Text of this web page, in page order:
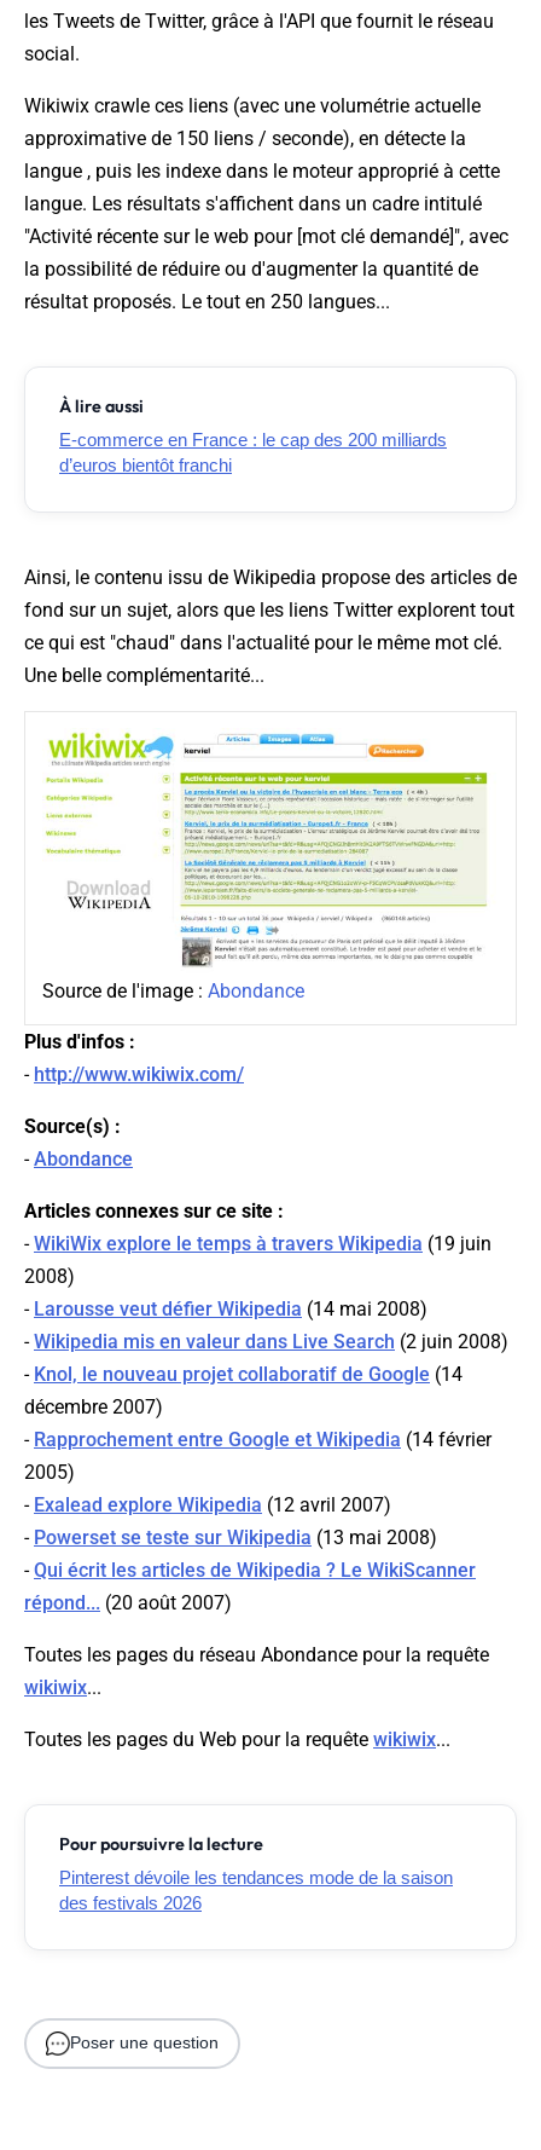
les Tweets de Twitter, grâce à l'API que fournit le réseau
social.
Wikiwix crawle ces liens (avec une volumétrie actuelle
approximative de 150 liens / seconde), en détecte la
langue , puis les indexe dans le moteur approprié à cette
langue. Les résultats s'affichent dans un cadre intitulé
"Activité récente sur le web pour [mot clé demandé]", avec
la possibilité de réduire ou d'augmenter la quantité de
résultat proposés. Le tout en 250 langues...
À lire aussi
E-commerce en France : le cap des 200 milliards
d’euros bientôt franchi
Ainsi, le contenu issu de Wikipedia propose des articles de
fond sur un sujet, alors que les liens Twitter explorent tout
ce qui est "chaud" dans l'actualité pour le même mot clé.
Une belle complémentarité...
Source de l'image : Abondance
Plus d'infos :
- http://www.wikiwix.com/
Source(s) :
-Abondance
Articles connexes sur ce site :
-WikiWix explore le temps à travers Wikipedia (19 juin
2008)
- Larousse veut défier Wikipedia (14 mai 2008)
-Wikipedia mis en valeur dans Live Search (2 juin 2008)
- Knol, le nouveau projet collaboratif de Google (14
décembre 2007)
- Rapprochement entre Google et Wikipedia (14 février
2005)
- Exalead explore Wikipedia (12 avril 2007)
- Powerset se teste sur Wikipedia (13 mai 2008)
-Qui écrit les articles de Wikipedia ? Le WikiScanner
répond... (20 août 2007)
Toutes les pages du réseau Abondance pour la requête
wikiwix...
Toutes les pages du Web pour la requête wikiwix...
Pour poursuivre la lecture
Pinterest dévoile les tendances mode de la saison
des festivals 2026
Poser une question